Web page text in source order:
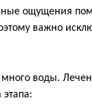
ощущения
важно
много воды.